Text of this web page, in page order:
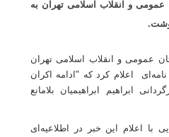
و انقلاب اسلامی تهران به
عمومی و انقلاب اسلامی تهران
اعلام کرد که "ادامه اکران
ابراهیم ابراهیمیان بلامانع
با اعلام این خبر در اطلاعیه‌ای